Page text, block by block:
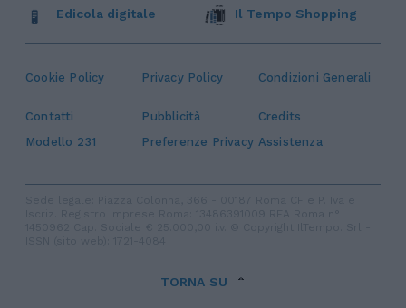
Cookie Policy Privacy Policy Condizioni Generali
Contatti Pubblicità
Credits
Modello 231
Preferenze Privacy Assistenza
Edicola digitale Il Tempo Shopping
TORNA SU